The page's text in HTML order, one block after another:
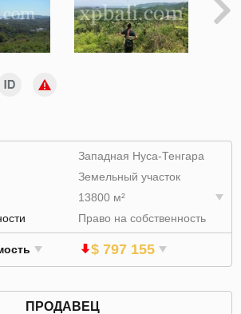
Западная Нуса-Тенгара
Земельный участок
13800 м²
Право на собственность
$ 797 155
ПРОДАВЕЦ